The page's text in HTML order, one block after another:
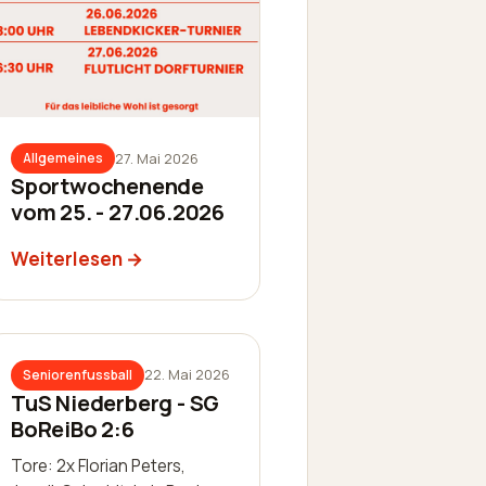
Allgemeines 27. Mai 2026
Sportwochenende
vom 25. - 27.06.2026
Weiterlesen
Seniorenfussball 22. Mai 2026
TuS Niederberg - SG
BoReiBo 2:6
Tore: 2x Florian Peters,